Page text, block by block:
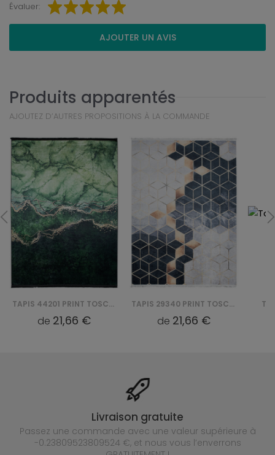
Évaluer:
AJOUTER UN AVIS
Produits apparentés
AJOUTEZ D’AUTRES PROPOSITIONS À LA COMMANDE
TAPIS 44201 PRINT TOSCANA
de 21,66 €
TAPIS 29340 PRINT TOSCANA
de 21,66 €
Livraison gratuite
Passez une commande avec une valeur supérieure à
-0.23809523809524 €, et nous vous l’enverrons